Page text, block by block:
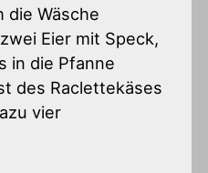
die Wäsche
Eier mit Speck,
in die Pfanne
des Raclettekäses
vier